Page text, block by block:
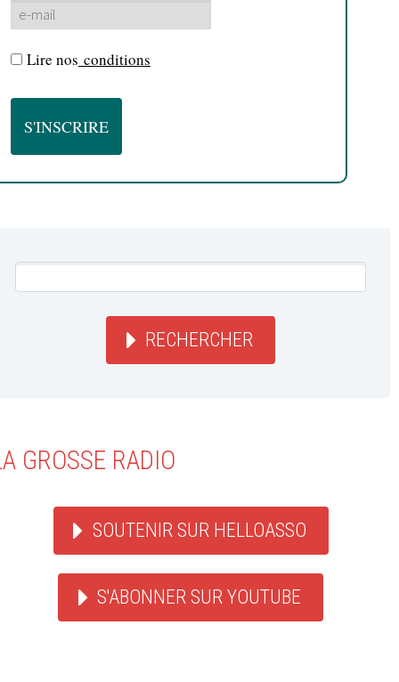
Lire nos conditions
RECHERCHER
GROSSE RADIO
SOUTENIR SUR HELLOASSO
S'ABONNER SUR YOUTUBE